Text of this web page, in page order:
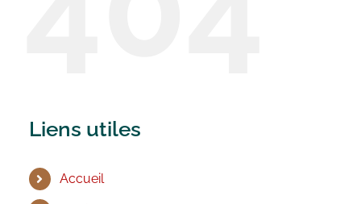
Liens utiles
Accueil